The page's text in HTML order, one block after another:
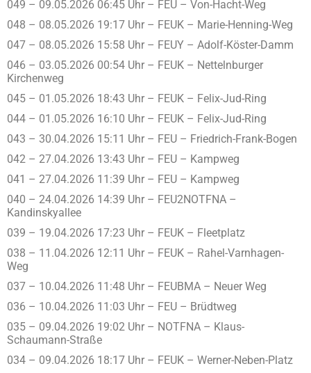
049 – 09.05.2026 06:45 Uhr – FEU – Von-Hacht-Weg
048 – 08.05.2026 19:17 Uhr – FEUK – Marie-Henning-Weg
047 – 08.05.2026 15:58 Uhr – FEUY – Adolf-Köster-Damm
046 – 03.05.2026 00:54 Uhr – FEUK – Nettelnburger
Kirchenweg
045 – 01.05.2026 18:43 Uhr – FEUK – Felix-Jud-Ring
044 – 01.05.2026 16:10 Uhr – FEUK – Felix-Jud-Ring
043 – 30.04.2026 15:11 Uhr – FEU – Friedrich-Frank-Bogen
042 – 27.04.2026 13:43 Uhr – FEU – Kampweg
041 – 27.04.2026 11:39 Uhr – FEU – Kampweg
040 – 24.04.2026 14:39 Uhr – FEU2NOTFNA –
Kandinskyallee
039 – 19.04.2026 17:23 Uhr – FEUK – Fleetplatz
038 – 11.04.2026 12:11 Uhr – FEUK – Rahel-Varnhagen-
Weg
037 – 10.04.2026 11:48 Uhr – FEUBMA – Neuer Weg
036 – 10.04.2026 11:03 Uhr – FEU – Brüdtweg
035 – 09.04.2026 19:02 Uhr – NOTFNA – Klaus-
Schaumann-Straße
034 – 09.04.2026 18:17 Uhr – FEUK – Werner-Neben-Platz